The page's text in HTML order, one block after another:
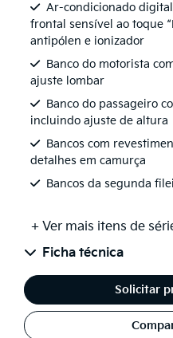
Ar-condicionado
frontal sensível ao toque
antipólen e ionizador
Banco do motorista
ajuste lombar
Banco do passageiro
incluindo ajuste de altura
Bancos com
detalhes em camurça
Bancos da segunda
+ Ver mais itens de
Ficha técnica
Solicitar